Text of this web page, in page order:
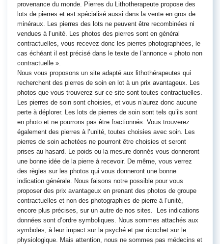
provenance du monde. Pierres du Lithotherapeute propose des
lots de pierres et est spécialisé aussi dans la vente en gros de
minéraux. Les pierres des lots ne peuvent être recombinées ni
vendues à l’unité. Les photos des pierres sont en général
contractuelles, vous recevez donc les pierres photographiées, le
cas échéant il est précisé dans le texte de l’annonce « photo non
contractuelle ».
Nous vous proposons un site adapté aux lithothérapeutes qui
recherchent des pierres de soin en lot à un prix avantageux. Les
photos que vous trouverez sur ce site sont toutes contractuelles.
Les pierres de soin sont choisies, et vous n’aurez donc aucune
perte à déplorer. Les lots de pierres de soin sont tels qu’ils sont
en photo et ne pourrons pas être fractionnés. Vous trouverez
également des pierres à l’unité, toutes choisies avec soin. Les
pierres de soin achetées ne pourront être choisies et seront
prises au hasard. Le poids ou la mesure donnés vous donneront
une bonne idée de la pierre à recevoir. De même, vous verrez
des règles sur les photos qui vous donneront une bonne
indication générale. Nous faisons notre possible pour vous
proposer des prix avantageux en prenant des photos de groupe
contractuelles et non des photographies de pierre à l’unité,
encore plus précises, sur un autre de nos sites. Les indications
données sont d’ordre symboliques. Nous sommes attachés aux
symboles, à leur impact sur la psyché et par ricochet sur le
physiologique. Mais attention, nous ne sommes pas médecins et